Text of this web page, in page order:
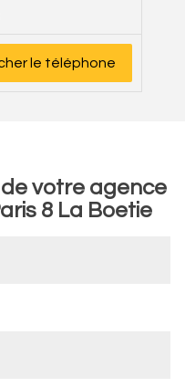
le téléphone
votre agence
8 La Boetie